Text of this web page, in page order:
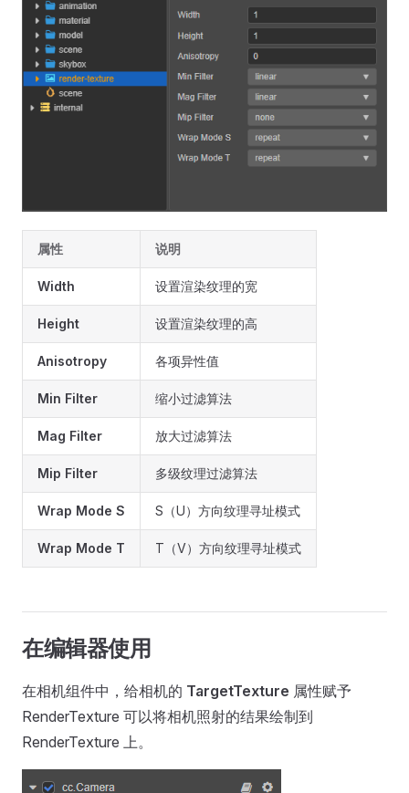
属性 说明
Width 设置渲染纹理的宽
Height 设置渲染纹理的高
Anisotropy 各项异性值
Min Filter 缩小过滤算法
Mag Filter 放大过滤算法
Mip Filter 多级纹理过滤算法
Wrap Mode S S（U）方向纹理寻址模式
Wrap Mode T T（V）方向纹理寻址模式
在编辑器使用
在相机组件中，给相机的 TargetTexture 属性赋予
RenderTexture 可以将相机照射的结果绘制到
RenderTexture 上。